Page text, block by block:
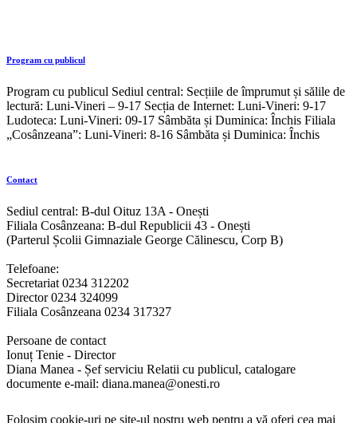
Program cu publicul
Program cu publicul Sediul central: Secțiile de împrumut și sălile de
lectură: Luni-Vineri – 9-17 Secția de Internet: Luni-Vineri: 9-17
Ludoteca: Luni-Vineri: 09-17 Sâmbăta și Duminica: Închis Filiala
„Cosânzeana”: Luni-Vineri: 8-16 Sâmbăta și Duminica: Închis
Contact
Sediul central: B-dul Oituz 13A - Onești
Filiala Cosânzeana: B-dul Republicii 43 - Onești
(Parterul Școlii Gimnaziale George Călinescu, Corp B)
Telefoane:
Secretariat 0234 312202
Director 0234 324099
Filiala Cosânzeana 0234 317327
Persoane de contact
Ionuț Tenie - Director
Diana Manea - Șef serviciu Relatii cu publicul, catalogare
documente e-mail: diana.manea@onesti.ro
Folosim cookie-uri pe site-ul nostru web pentru a vă oferi cea mai